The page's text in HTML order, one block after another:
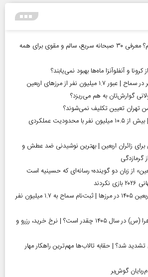
صبحانه چی درست کنم؟ معرفی ۳۰ صبحانه سریع، سالم و مقوی برای همه
و آنفلوآنزا ماه‌ها بهبود نمی‌یابند؟
گوارش‌تان به هم می‌ریزد؟
تهران تعیین تکلیف نمی‌شوند؟
آمار معلولیت در ایران | بیش از ۱۰.۵ میلیون نفر با محدودیت عملکردی
زائران اربعین | بهترین نوشیدنی ضد عطش و
گرمازدگی
از زبان دو گوینده؛ رسانه‌ای که حسینیه است
آغاز رسمی برنامه‌های اربعین ۱۴۰۵ در مرز‌ها | ثبت‌نام سماح به ۱.۷ میلیون نفر
قیمت قبر در بهشت زهرا (س) در سال ۱۴۰۵ چقدر است؟ | نرخ خرید، رزرو و
تشدید شد؟ | حقابه تالاب‌ها مهم‌ترین راهکار مهار
گوش‌بر